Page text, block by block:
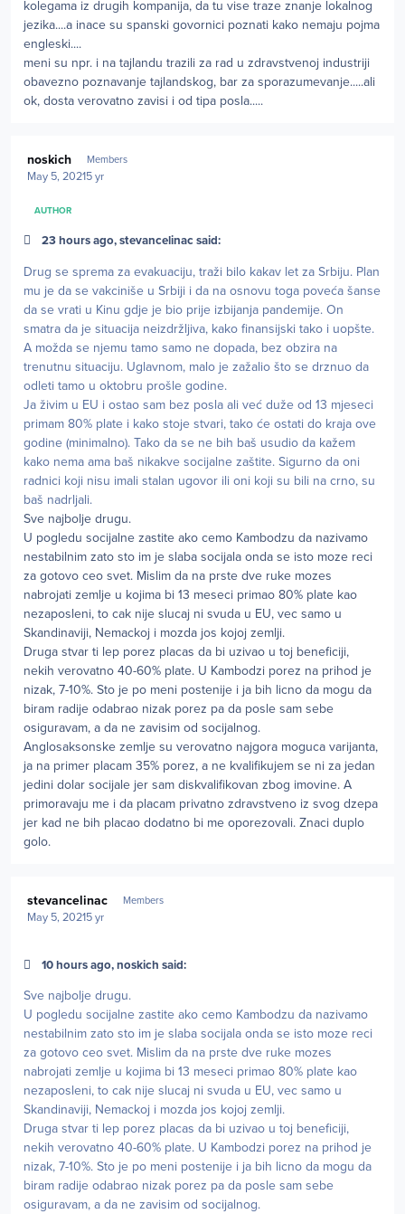
kolegama iz drugih kompanija, da tu vise traze znanje lokalnog
jezika....a inace su spanski govornici poznati kako nemaju pojma
engleski....
meni su npr. i na tajlandu trazili za rad u zdravstvenoj industriji
obavezno poznavanje tajlandskog, bar za sporazumevanje.....ali
ok, dosta verovatno zavisi i od tipa posla.....
noskich Members
May 5, 20215 yr
AUTHOR
23 hours ago, stevancelinac said:
Drug se sprema za evakuaciju, traži bilo kakav let za Srbiju. Plan
mu je da se vakciniše u Srbiji i da na osnovu toga poveća šanse
da se vrati u Kinu gdje je bio prije izbijanja pandemije. On
smatra da je situacija neizdržljiva, kako finansijski tako i uopšte.
A možda se njemu tamo samo ne dopada, bez obzira na
trenutnu situaciju. Uglavnom, malo je zažalio što se drznuo da
odleti tamo u oktobru prošle godine.
Ja živim u EU i ostao sam bez posla ali već duže od 13 mjeseci
primam 80% plate i kako stoje stvari, tako će ostati do kraja ove
godine (minimalno). Tako da se ne bih baš usudio da kažem
kako nema ama baš nikakve socijalne zaštite. Sigurno da oni
radnici koji nisu imali stalan ugovor ili oni koji su bili na crno, su
baš nadrljali.
Sve najbolje drugu.
U pogledu socijalne zastite ako cemo Kambodzu da nazivamo
nestabilnim zato sto im je slaba socijala onda se isto moze reci
za gotovo ceo svet. Mislim da na prste dve ruke mozes
nabrojati zemlje u kojima bi 13 meseci primao 80% plate kao
nezaposleni, to cak nije slucaj ni svuda u EU, vec samo u
Skandinaviji, Nemackoj i mozda jos kojoj zemlji.
Druga stvar ti lep porez placas da bi uzivao u toj beneficiji,
nekih verovatno 40-60% plate. U Kambodzi porez na prihod je
nizak, 7-10%. Sto je po meni postenije i ja bih licno da mogu da
biram radije odabrao nizak porez pa da posle sam sebe
osiguravam, a da ne zavisim od socijalnog.
Anglosaksonske zemlje su verovatno najgora moguca varijanta,
ja na primer placam 35% porez, a ne kvalifikujem se ni za jedan
jedini dolar socijale jer sam diskvalifikovan zbog imovine. A
primoravaju me i da placam privatno zdravstveno iz svog dzepa
jer kad ne bih placao dodatno bi me oporezovali. Znaci duplo
golo.
stevancelinac Members
May 5, 20215 yr
10 hours ago, noskich said:
Sve najbolje drugu.
U pogledu socijalne zastite ako cemo Kambodzu da nazivamo
nestabilnim zato sto im je slaba socijala onda se isto moze reci
za gotovo ceo svet. Mislim da na prste dve ruke mozes
nabrojati zemlje u kojima bi 13 meseci primao 80% plate kao
nezaposleni, to cak nije slucaj ni svuda u EU, vec samo u
Skandinaviji, Nemackoj i mozda jos kojoj zemlji.
Druga stvar ti lep porez placas da bi uzivao u toj beneficiji,
nekih verovatno 40-60% plate. U Kambodzi porez na prihod je
nizak, 7-10%. Sto je po meni postenije i ja bih licno da mogu da
biram radije odabrao nizak porez pa da posle sam sebe
osiguravam, a da ne zavisim od socijalnog.